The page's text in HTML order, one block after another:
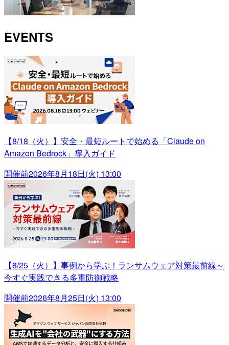
EVENTS
【8/18（火）】安全・最短ルートで始める「Claude on
Amazon Bedrock」導入ガイド
開催前2026年8月18日(火) 13:00
【8/25（火）】事例から学ぶ！ランサムウェア対策最前線～
今すぐ実践できる多重防御戦略
開催前2026年8月25日(火) 13:00